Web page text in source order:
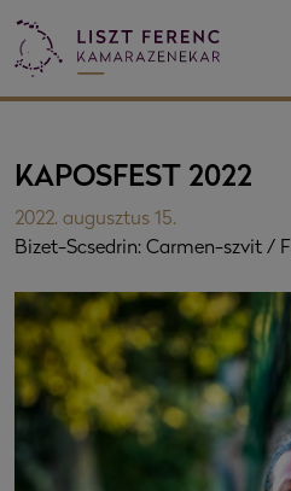
KAPOSFEST 2022
2022. augusztus 15.
Bizet-Scsedrin: Carmen-szvit /